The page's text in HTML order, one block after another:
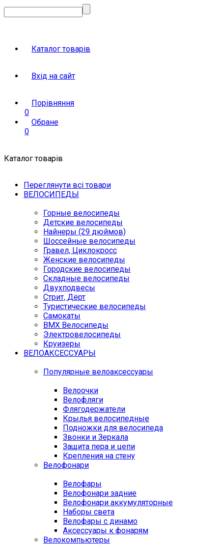
Каталог товарів
Вхід на сайт
Порівняння
0
Обране
0
Каталог товарів
Переглянути всі товари
ВЕЛОСИПЕДЫ
Горные велосипеды
Детские велосипеды
Найнеры (29 дюймов)
Шоссейные велосипеды
Гравел, Циклокросс
Женские велосипеды
Городcкие велосипеды
Складные велосипеды
Двухподвесы
Стрит, Дёрт
Туристические велосипеды
Самокаты
BMX Велосипеды
Электровелосипеды
Круизеры
ВЕЛОАКСЕССУАРЫ
Популярные велоаксессуары
Велоочки
Велофляги
Флягодержатели
Крылья велосипедные
Подножки для велосипеда
Звонки и Зеркала
Защита пера и цепи
Крепления на стену
Велофонари
Велофары
Велофонари задние
Велофонари аккумуляторные
Наборы света
Велофары с динамо
Аксессуары к фонарям
Велокомпьютеры